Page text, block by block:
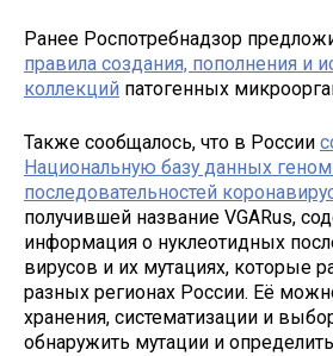
Ранее Роспотребнадзор
правила создания, пополнения и
коллекций патогенных
Также сообщалось, что в России
Национальную базу данных
последовательностей
получившей название VGARus,
информация о нуклеотидных
вирусов и их мутациях, которые
разных регионах России. Её
хранения, систематизации и
обнаружить мутации и